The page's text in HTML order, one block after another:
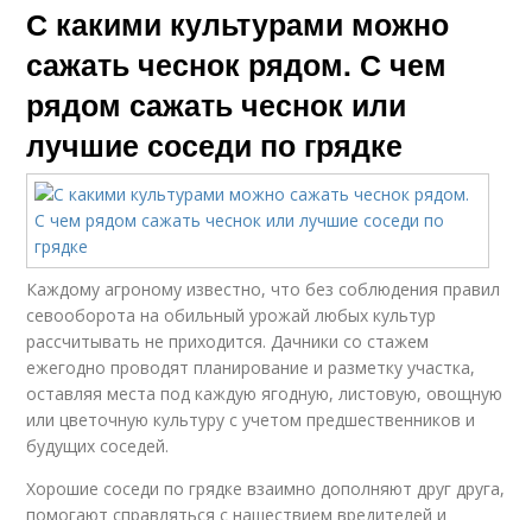
С какими культурами можно
сажать чеснок рядом. С чем
рядом сажать чеснок или
лучшие соседи по грядке
Каждому агроному известно, что без соблюдения правил
севооборота на обильный урожай любых культур
рассчитывать не приходится. Дачники со стажем
ежегодно проводят планирование и разметку участка,
оставляя места под каждую ягодную, листовую, овощную
или цветочную культуру с учетом предшественников и
будущих соседей.
Хорошие соседи по грядке взаимно дополняют друг друга,
помогают справляться с нашествием вредителей и